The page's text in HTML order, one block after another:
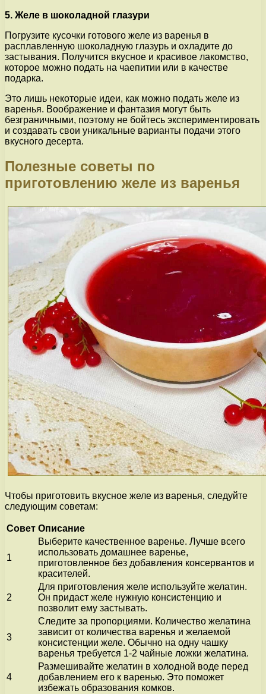
5. Желе в шоколадной глазури
Погрузите кусочки готового желе из варенья в
расплавленную шоколадную глазурь и охладите до
застывания. Получится вкусное и красивое лакомство,
которое можно подать на чаепитии или в качестве
подарка.
Это лишь некоторые идеи, как можно подать желе из
варенья. Воображение и фантазия могут быть
безграничными, поэтому не бойтесь экспериментировать
и создавать свои уникальные варианты подачи этого
вкусного десерта.
Полезные советы по
приготовлению желе из варенья
Чтобы приготовить вкусное желе из варенья, следуйте
следующим советам:
Совет Описание
1
Выберите качественное варенье. Лучше всего
использовать домашнее варенье,
приготовленное без добавления консервантов и
красителей.
2
Для приготовления желе используйте желатин.
Он придаст желе нужную консистенцию и
позволит ему застывать.
3
Следите за пропорциями. Количество желатина
зависит от количества варенья и желаемой
консистенции желе. Обычно на одну чашку
варенья требуется 1-2 чайные ложки желатина.
4
Размешивайте желатин в холодной воде перед
добавлением его к варенью. Это поможет
избежать образования комков.